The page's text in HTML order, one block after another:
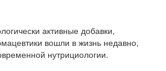
активные добавки,
вошли в жизнь недавно,
нутрициологии.